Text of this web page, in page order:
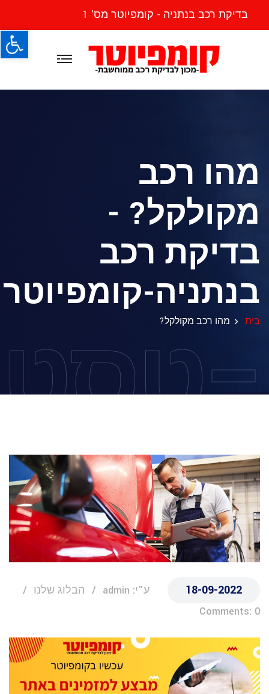
בדיקת רכב בנתניה - קומפיוטר מס' 1
מהו רכב
מקולקל? -
בדיקת רכב
בנתניה-קומפיוטר
בית מהו רכב מקולקל?טסט
18-09-2022 ע"י: admin
הבלוג שלנו
Comments: 0